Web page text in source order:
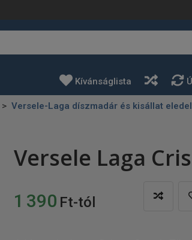
Kívánságlista
Versele-Laga díszmadár és kisállat
Versele Laga
1 390 Ft-tól